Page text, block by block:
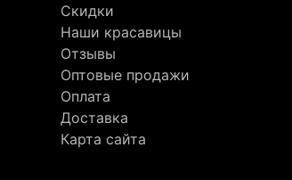
Скидки
Наши красавицы
Отзывы
Оптовые продажи
Оплата
Доставка
Карта сайта